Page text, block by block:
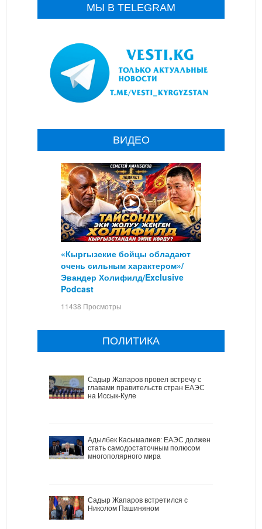
МЫ В TELEGRAM
ВИДЕО
«Кыргызские бойцы обладают
очень сильным характером»/
Эвандер Холифилд/Exclusive
Podcast
11438 Просмотры
ПОЛИТИКА
Садыр Жапаров провел встречу с
главами правительств стран ЕАЭС
на Иссык-Куле
Адылбек Касымалиев: ЕАЭС должен
стать самодостаточным полюсом
многополярного мира
Садыр Жапаров встретился с
Николом Пашиняном